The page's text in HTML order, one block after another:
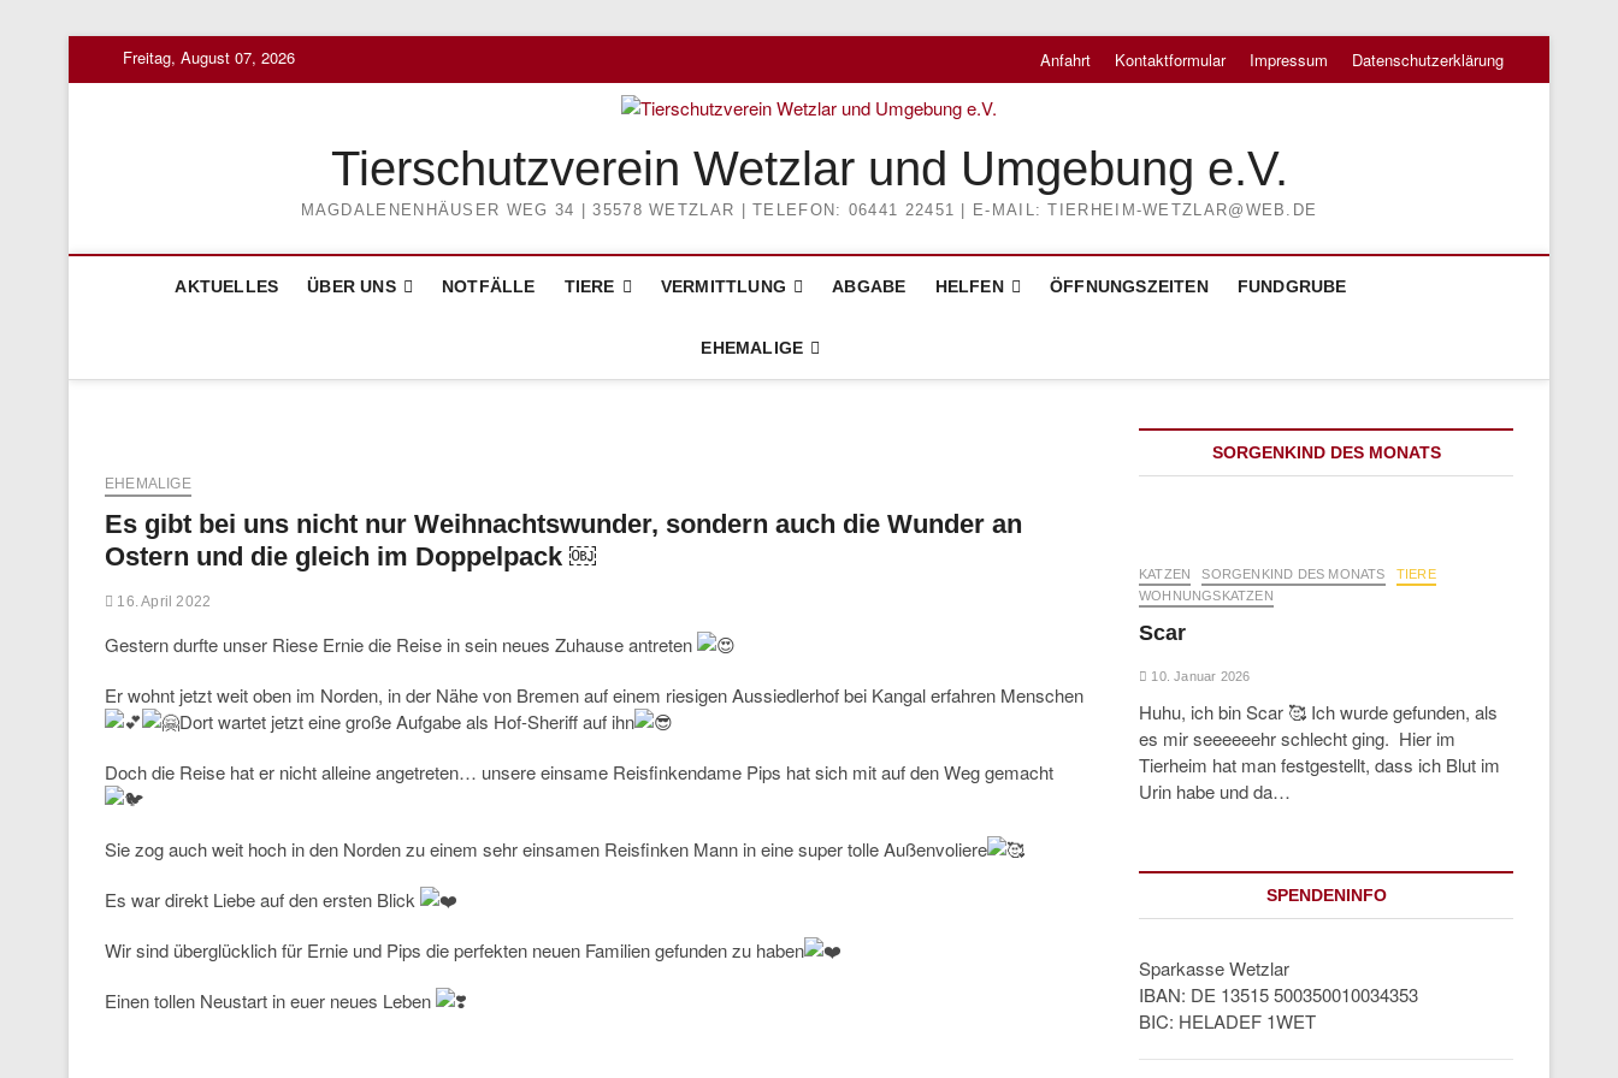
Freitag, August 07, 2026 Anfahrt Kontaktformular Impressum Datenschutzerklärung
Tierschutzverein Wetzlar und Umgebung e.V.
MAGDALENENHÄUSER WEG 34 | 35578 WETZLAR | TELEFON: 06441 22451 | E-MAIL: TIERHEIM-WETZLAR@WEB.DE
AKTUELLES ÜBER UNS NOTFÄLLE TIERE VERMITTLUNG ABGABE HELFEN ÖFFNUNGSZEITEN FUNDGRUBE
EHEMALIGE
EHEMALIGE
Es gibt bei uns nicht nur Weihnachtswunder, sondern auch die Wunder an
Ostern und die gleich im Doppelpack ￼
16. April 2022
Gestern durfte unser Riese Ernie die Reise in sein neues Zuhause antreten
Er wohnt jetzt weit oben im Norden, in der Nähe von Bremen auf einem riesigen Aussiedlerhof bei Kangal erfahren Menschen
Dort wartet jetzt eine große Aufgabe als Hof-Sheriff auf ihn
Doch die Reise hat er nicht alleine angetreten… unsere einsame Reisfinkendame Pips hat sich mit auf den Weg gemacht
Sie zog auch weit hoch in den Norden zu einem sehr einsamen Reisfinken Mann in eine super tolle Außenvoliere
Es war direkt Liebe auf den ersten Blick
Wir sind überglücklich für Ernie und Pips die perfekten neuen Familien gefunden zu haben
Einen tollen Neustart in euer neues Leben
SORGENKIND DES MONATS
KATZEN SORGENKIND DES MONATS
TIERE
WOHNUNGSKATZEN
Scar
10. Januar 2026
Huhu, ich bin Scar 🥰 Ich wurde gefunden, als
es mir seeeeeehr schlecht ging. Hier im
Tierheim hat man festgestellt, dass ich Blut im
Urin habe und da…
SPENDENINFO
Sparkasse Wetzlar
IBAN: DE 13515 500350010034353
BIC: HELADEF 1WET